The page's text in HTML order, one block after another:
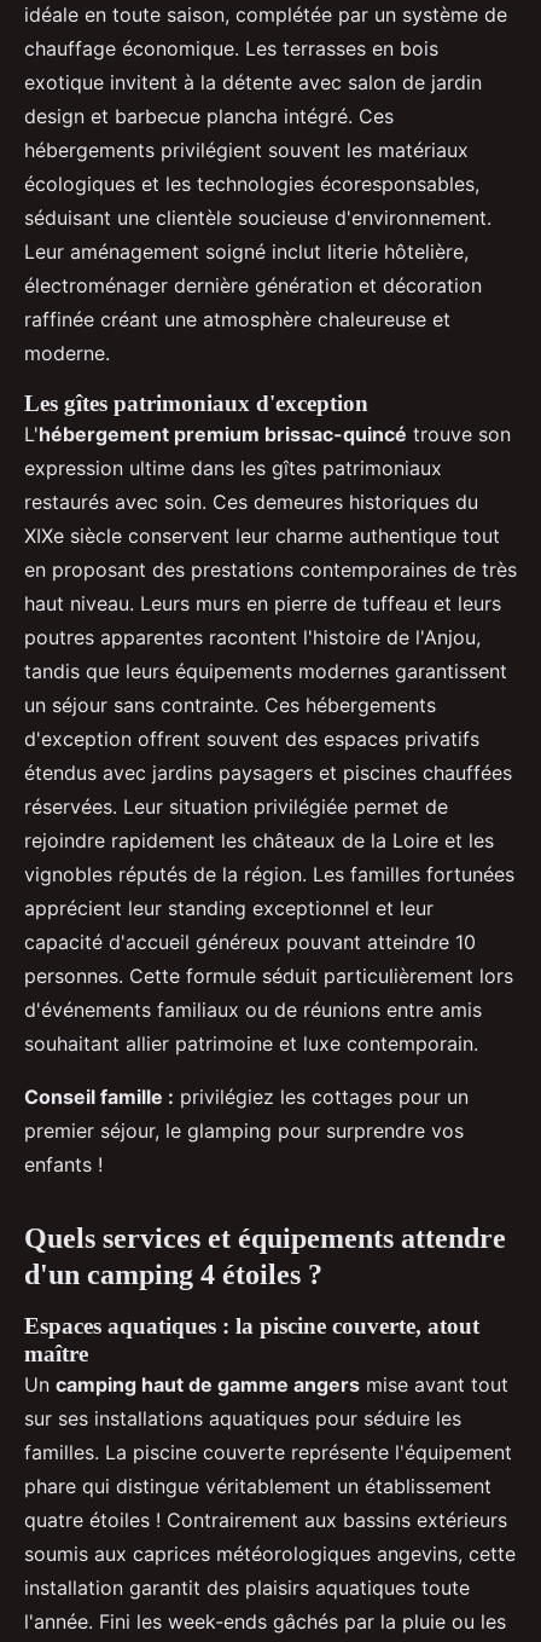
idéale en toute saison, complétée par un système de
chauffage économique. Les terrasses en bois
exotique invitent à la détente avec salon de jardin
design et barbecue plancha intégré. Ces
hébergements privilégient souvent les matériaux
écologiques et les technologies écoresponsables,
séduisant une clientèle soucieuse d'environnement.
Leur aménagement soigné inclut literie hôtelière,
électroménager dernière génération et décoration
raffinée créant une atmosphère chaleureuse et
moderne.
Les gîtes patrimoniaux d'exception
L'hébergement premium brissac-quincé trouve son
expression ultime dans les gîtes patrimoniaux
restaurés avec soin. Ces demeures historiques du
XIXe siècle conservent leur charme authentique tout
en proposant des prestations contemporaines de très
haut niveau. Leurs murs en pierre de tuffeau et leurs
poutres apparentes racontent l'histoire de l'Anjou,
tandis que leurs équipements modernes garantissent
un séjour sans contrainte. Ces hébergements
d'exception offrent souvent des espaces privatifs
étendus avec jardins paysagers et piscines chauffées
réservées. Leur situation privilégiée permet de
rejoindre rapidement les châteaux de la Loire et les
vignobles réputés de la région. Les familles fortunées
apprécient leur standing exceptionnel et leur
capacité d'accueil généreux pouvant atteindre 10
personnes. Cette formule séduit particulièrement lors
d'événements familiaux ou de réunions entre amis
souhaitant allier patrimoine et luxe contemporain.
Conseil famille : privilégiez les cottages pour un
premier séjour, le glamping pour surprendre vos
enfants !
Quels services et équipements attendre
d'un camping 4 étoiles ?
Espaces aquatiques : la piscine couverte, atout
maître
Un camping haut de gamme angers mise avant tout
sur ses installations aquatiques pour séduire les
familles. La piscine couverte représente l'équipement
phare qui distingue véritablement un établissement
quatre étoiles ! Contrairement aux bassins extérieurs
soumis aux caprices météorologiques angevins, cette
installation garantit des plaisirs aquatiques toute
l'année. Fini les week-ends gâchés par la pluie ou les